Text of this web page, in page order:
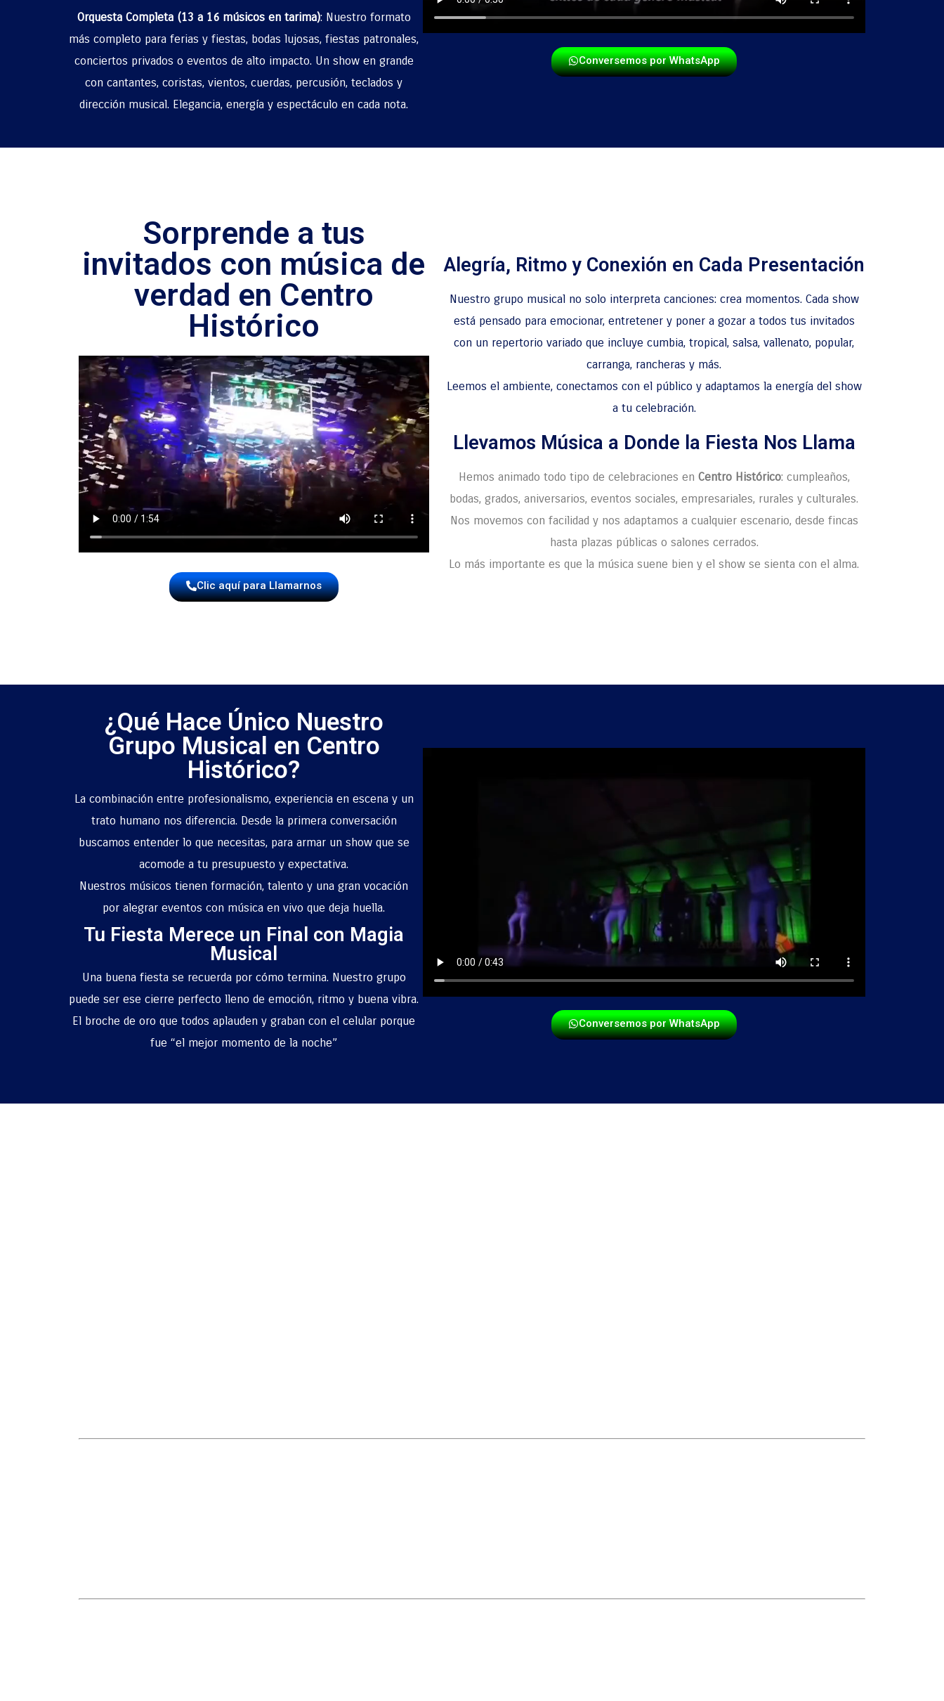
Orquesta Completa (13 a 16 músicos en tarima): Nuestro formato
más completo para ferias y fiestas, bodas lujosas, fiestas patronales,
conciertos privados o eventos de alto impacto. Un show en grande
con cantantes, coristas, vientos, cuerdas, percusión, teclados y
dirección musical. Elegancia, energía y espectáculo en cada nota.
Conversemos por WhatsApp
Sorprende a tus
invitados con música de
verdad en Centro
Histórico
Clic aquí para Llamarnos
Alegría, Ritmo y Conexión en Cada Presentación
Nuestro grupo musical no solo interpreta canciones: crea momentos. Cada show
está pensado para emocionar, entretener y poner a gozar a todos tus invitados
con un repertorio variado que incluye cumbia, tropical, salsa, vallenato, popular,
carranga, rancheras y más.
Leemos el ambiente, conectamos con el público y adaptamos la energía del show
a tu celebración.
Llevamos Música a Donde la Fiesta Nos Llama
Hemos animado todo tipo de celebraciones en Centro Histórico: cumpleaños,
bodas, grados, aniversarios, eventos sociales, empresariales, rurales y culturales.
Nos movemos con facilidad y nos adaptamos a cualquier escenario, desde fincas
hasta plazas públicas o salones cerrados.
Lo más importante es que la música suene bien y el show se sienta con el alma.
¿Qué Hace Único Nuestro
Grupo Musical en Centro
Histórico?
La combinación entre profesionalismo, experiencia en escena y un
trato humano nos diferencia. Desde la primera conversación
buscamos entender lo que necesitas, para armar un show que se
acomode a tu presupuesto y expectativa.
Nuestros músicos tienen formación, talento y una gran vocación
por alegrar eventos con música en vivo que deja huella.
Tu Fiesta Merece un Final con Magia
Musical
Una buena fiesta se recuerda por cómo termina. Nuestro grupo
puede ser ese cierre perfecto lleno de emoción, ritmo y buena vibra.
El broche de oro que todos aplauden y graban con el celular porque
fue “el mejor momento de la noche”
Conversemos por WhatsApp